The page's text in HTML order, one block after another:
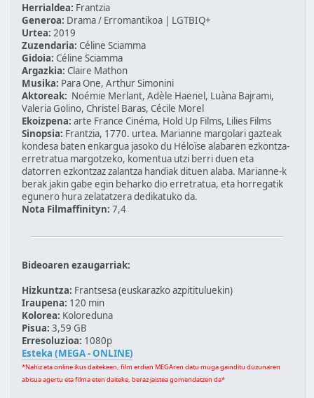
Herrialdea: Frantzia
Generoa: Drama / Erromantikoa | LGTBIQ+
Urtea: 2019
Zuzendaria: Céline Sciamma
Gidoia: Céline Sciamma
Argazkia: Claire Mathon
Musika: Para One, Arthur Simonini
Aktoreak: Noémie Merlant, Adèle Haenel, Luàna Bajrami,
Valeria Golino, Christel Baras, Cécile Morel
Ekoizpena: arte France Cinéma, Hold Up Films, Lilies Films
Sinopsia: Frantzia, 1770. urtea. Marianne margolari gazteak
kondesa baten enkargua jasoko du Héloïse alabaren ezkontza-
erretratua margotzeko, komentua utzi berri duen eta
datorren ezkontzaz zalantza handiak dituen alaba. Marianne-k
berak jakin gabe egin beharko dio erretratua, eta horregatik
egunero hura zelatatzera dedikatuko da.
Nota Filmaffinityn: 7,4
Bideoaren ezaugarriak:
Hizkuntza: Frantsesa (euskarazko azpitituluekin)
Iraupena: 120 min
Kolorea: Koloreduna
Pisua: 3,59 GB
Erresoluzioa: 1080p
Esteka (MEGA - ONLINE)
*Nahiz eta online ikus daitekeen, film erdian MEGAren datu muga gainditu duzunaren
abisua agertu eta filma eten daiteke, beraz jaistea gomendatzen da*